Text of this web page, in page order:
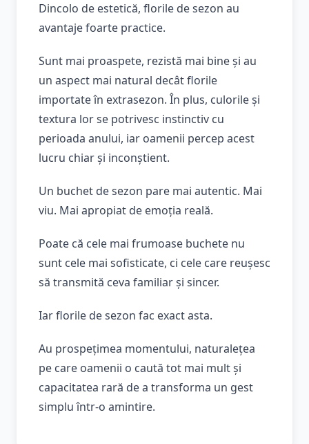
Dincolo de estetică, florile de sezon au
avantaje foarte practice.
Sunt mai proaspete, rezistă mai bine și au
un aspect mai natural decât florile
importate în extrasezon. În plus, culorile și
textura lor se potrivesc instinctiv cu
perioada anului, iar oamenii percep acest
lucru chiar și inconștient.
Un buchet de sezon pare mai autentic. Mai
viu. Mai apropiat de emoția reală.
Poate că cele mai frumoase buchete nu
sunt cele mai sofisticate, ci cele care reușesc
să transmită ceva familiar și sincer.
Iar florile de sezon fac exact asta.
Au prospețimea momentului, naturalețea
pe care oamenii o caută tot mai mult și
capacitatea rară de a transforma un gest
simplu într-o amintire.